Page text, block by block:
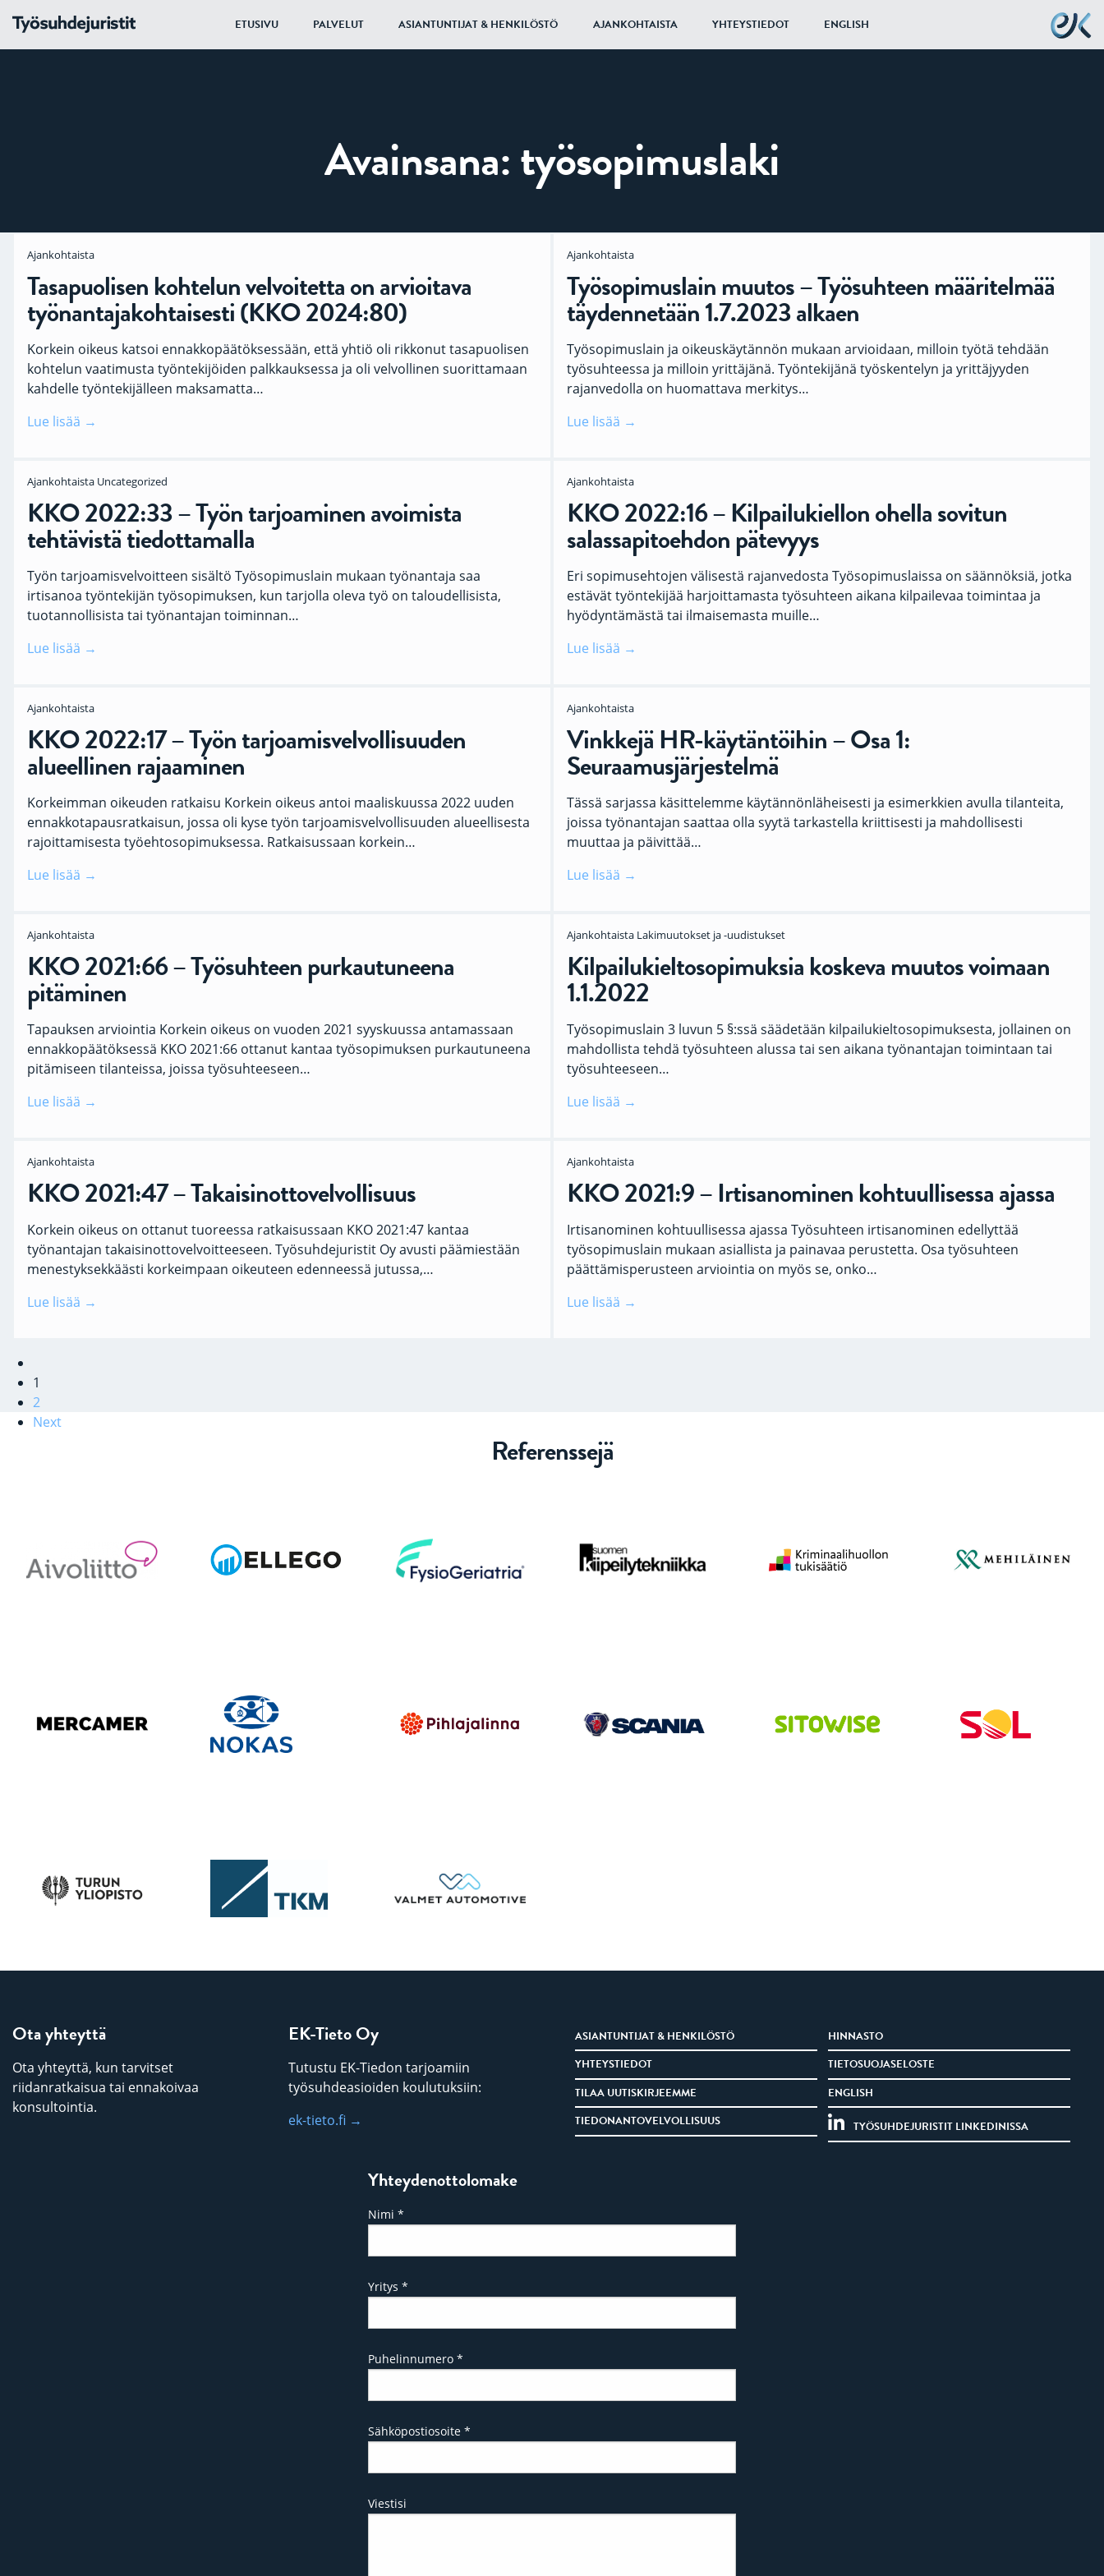
ETUSIVU PALVELUT ASIANTUNTIJAT & HENKILÖSTÖ AJANKOHTAISTA YHTEYSTIEDOT ENGLISH
Avainsana:työsopimuslaki
Ajankohtaista
Tasapuolisen kohtelun velvoitetta on arvioitava
työnantajakohtaisesti (KKO 2024:80)
Kor­kein oi­keus kat­soi en­nak­ko­pää­tök­ses­sään, että yh­tiö oli rik­ko­nut tas­a­puo­li­sen
koh­te­lun vaa­ti­mus­ta työn­te­ki­jöi­den palk­kauk­ses­sa ja oli vel­vol­li­nen suo­rit­ta­maan
kah­del­le työn­te­ki­jäl­leen mak­sa­mat­ta…
Lue lisää
Ajankohtaista
Työsopimuslain muutos – Työsuhteen määritelmää
täydennetään 1.7.2023 alkaen
Työsopimuslain ja oikeuskäytännön mukaan arvioidaan, milloin työtä tehdään
työsuhteessa ja milloin yrittäjänä. Työntekijänä työskentelyn ja yrittäjyyden
rajanvedolla on huomattava merkitys…
Lue lisää
Ajankohtaista Uncategorized
KKO 2022:33 – Työn tarjoaminen avoimista
tehtävistä tiedottamalla
Työn tarjoamisvelvoitteen sisältö Työsopimuslain mukaan työnantaja saa
irtisanoa työntekijän työsopimuksen, kun tarjolla oleva työ on taloudellisista,
tuotannollisista tai työnantajan toiminnan…
Lue lisää
Ajankohtaista
KKO 2022:16 – Kilpailukiellon ohella sovitun
salassapitoehdon pätevyys
Eri sopimusehtojen välisestä rajanvedosta Työsopimuslaissa on säännöksiä, jotka
estävät työntekijää harjoittamasta työsuhteen aikana kilpailevaa toimintaa ja
hyödyntämästä tai ilmaisemasta muille…
Lue lisää
Ajankohtaista
KKO 2022:17 – Työn tarjoamisvelvollisuuden
alueellinen rajaaminen
Korkeimman oikeuden ratkaisu Korkein oikeus antoi maaliskuussa 2022 uuden
ennakkotapausratkaisun, jossa oli kyse työn tarjoamisvelvollisuuden alueellisesta
rajoittamisesta työehtosopimuksessa. Ratkaisussaan korkein…
Lue lisää
Ajankohtaista
Vinkkejä HR-käytäntöihin – Osa 1:
Seuraamusjärjestelmä
Tässä sarjassa käsittelemme käytännönläheisesti ja esimerkkien avulla tilanteita,
joissa työnantajan saattaa olla syytä tarkastella kriittisesti ja mahdollisesti
muuttaa ja päivittää…
Lue lisää
Ajankohtaista
KKO 2021:66 – Työsuhteen purkautuneena
pitäminen
Tapauksen arviointia Korkein oikeus on vuoden 2021 syyskuussa antamassaan
ennakkopäätöksessä KKO 2021:66 ottanut kantaa työsopimuksen purkautuneena
pitämiseen tilanteissa, joissa työsuhteeseen…
Lue lisää
Ajankohtaista Lakimuutokset ja -uudistukset
Kilpailukieltosopimuksia koskeva muutos voimaan
1.1.2022
Työsopimuslain 3 luvun 5 §:ssä säädetään kilpailukieltosopimuksesta, jollainen on
mahdollista tehdä työsuhteen alussa tai sen aikana työnantajan toimintaan tai
työsuhteeseen…
Lue lisää
Ajankohtaista
KKO 2021:47 – Takaisinottovelvollisuus
Korkein oikeus on ottanut tuoreessa ratkaisussaan KKO 2021:47 kantaa
työnantajan takaisinottovelvoitteeseen. Työsuhdejuristit Oy avusti päämiestään
menestyksekkäästi korkeimpaan oikeuteen edenneessä jutussa,…
Lue lisää
Ajankohtaista
KKO 2021:9 – Irtisanominen kohtuullisessa ajassa
Irtisanominen kohtuullisessa ajassa Työsuhteen irtisanominen edellyttää
työsopimuslain mukaan asiallista ja painavaa perustetta. Osa työsuhteen
päättämisperusteen arviointia on myös se, onko…
Lue lisää
1
2
Next
Referenssejä
Ota yhteyttä
Ota yhteyttä, kun tarvitset
riidanratkaisua tai ennakoivaa
konsultointia.
EK-Tieto Oy
Tutustu EK-Tiedon tarjoamiin
työsuhdeasioiden koulutuksiin:
ek-tieto.fi
ASIANTUNTIJAT & HENKILÖSTÖ
HINNASTO
YHTEYSTIEDOT
TIETOSUOJASELOSTE
TILAA UUTISKIRJEEMME
ENGLISH
TIEDONANTOVELVOLLISUUS
TYÖSUHDEJURISTIT LINKEDINISSA
Yhteydenottolomake
Nimi *
Yritys *
Puhelinnumero *
Sähköpostiosoite *
Viestisi